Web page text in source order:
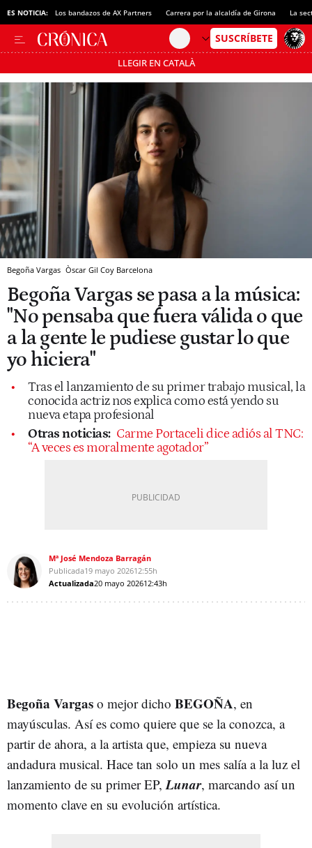
ES NOTICIA: Los bandazos de AX Partners Carrera por la alcaldía de Girona La
LLEGIR EN CATALÀ
Pásate al MODO AHORRO
Begoña Vargas Òscar Gil Coy Barcelona
Begoña Vargas se pasa a la música:
"No pensaba que fuera válida o que
a la gente le pudiese gustar lo que
yo hiciera"
Tras el lanzamiento de su primer trabajo musical, la
conocida actriz nos explica como está yendo su
nueva etapa profesional
Otras noticias: Carme Portaceli dice adiós al TNC:
“A veces es moralmente agotador”
Mª José Mendoza Barragán
Publicada19 mayo 202612:55h
Actualizada20 mayo 202612:43h
Begoña Vargas o mejor dicho BEGOÑA, en
mayúsculas. Así es como quiere que se la conozca, a
partir de ahora, a la artista que, empieza su nueva
andadura musical. Hace tan solo un mes salía a la luz el
lanzamiento de su primer EP, Lunar, marcando así un
momento clave en su evolución artística.